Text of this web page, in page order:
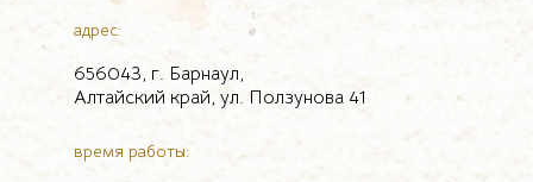
адрес:
656043, г. Барнаул,
Алтайский край, ул. Ползунова 41
время работы: